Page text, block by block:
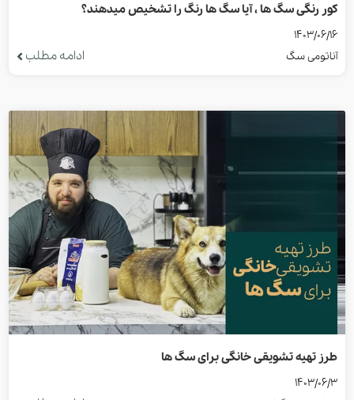
کور رنگی سگ ها ، آیا سگ ها رنگ را تشخیص میدهند؟
1403/06/16
آناتومی سگ
ادامه مطلب
طرز تهیه تشویقی خانگی برای سگ ها
1403/06/3